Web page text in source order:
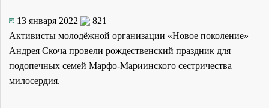
13 января 2022
821
Активисты молодёжной организации «Новое поколение»
Андрея Скоча провели рождественский праздник для
подопечных семей Марфо-Мариинского сестричества
милосердия.